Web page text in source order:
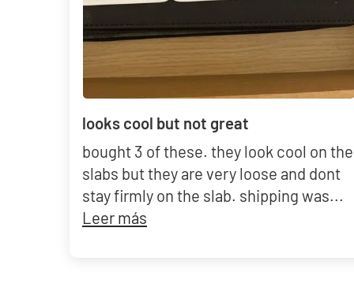
looks cool but not great
bought 3 of these. they look cool on the
slabs but they are very loose and dont
stay firmly on the slab. shipping was...
Leer más